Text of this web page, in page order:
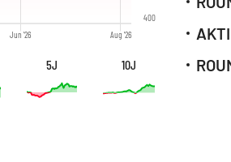
Jun '26 Aug '26
400
5J 10J